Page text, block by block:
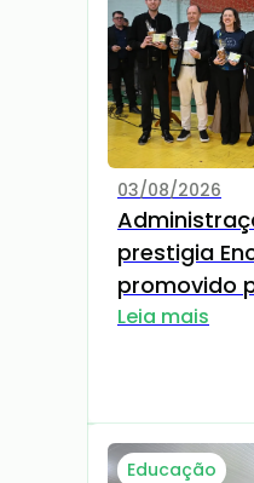
03/08/2026
prestigia
promovido
Cant'Arte
Leia mais
Educação